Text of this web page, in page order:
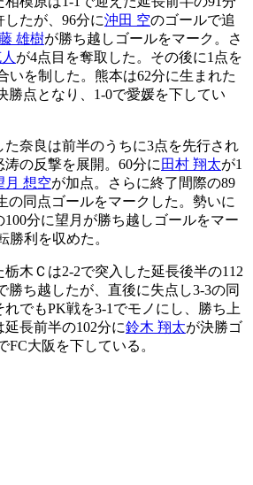
たが、96分に沖田 空のゴールで追
雄樹が勝ち越しゴールをマーク。さ
が4点目を奪取した。その後に1点を
いを制した。熊本は62分に生まれた
勝点となり、1-0で愛媛を下してい
奈良は前半のうちに3点を先行され
の反撃を展開。60分に 田村 翔太が1
月 想空が加点。さらに終了間際の89
の同点ゴールをマークした。勢いに
分に望月が勝ち越しゴールをマー
勝利を収めた。
木Ｃは2-2で突入した延長後半の112
勝ち越したが、直後に失点し3-3の同
でもPK戦を3-1でモノにし、勝ち上
長前半の102分に鈴木 翔太が決勝ゴ
FC大阪を下している。